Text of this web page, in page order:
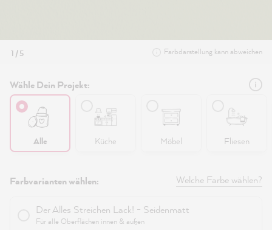
1 / 5 Farbdarstellung kann abweichen
Wähle Dein Projekt:
Alle Küche Möbel Fliesen
Farbvarianten wählen: Welche Farbe wählen?
Der Alles Streichen Lack! - Seidenmatt
Für alle Oberflächen innen & außen